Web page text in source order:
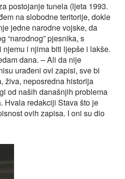
postojanje tunela (ljeta 1993.
na slobodne teritorije, dokle
jedne narodne vojske, da
“narodnog” pjesnika, s
i njima biti ljepše i lakše.
dana. – Ali da nije
urađeni ovi zapisi, sve bi
živa, neposredna historija
od naših današnjih problema
Hvala redakciji Stava što je
ovih zapisa. I oni su dio